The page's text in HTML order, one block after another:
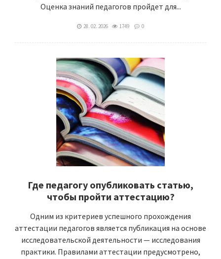
Оценка знаний педагогов пройдет для...
28. 02. 2026 1749 0
Где педагогу опубликовать статью,
чтобы пройти аттестацию?
Одним из критериев успешного прохождения
аттестации педагогов является публикация на основе
исследовательской деятельности — исследования
практики. Правилами аттестации предусмотрено,